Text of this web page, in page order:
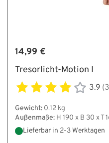
14,99 €
Tresorlicht-Motion I
3.9
Gewicht: 0.12 kg
Außenmaße: H 190 x B 30 x T
Lieferbar in 2-3 Werktagen